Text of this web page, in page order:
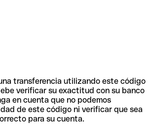
transferencia utilizando este código
verificar su exactitud con su banco
en cuenta que no podemos
de este código ni verificar que sea
para su cuenta.